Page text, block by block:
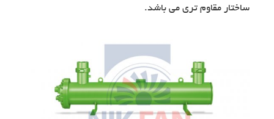
ساختار مقاوم تری می باشد.